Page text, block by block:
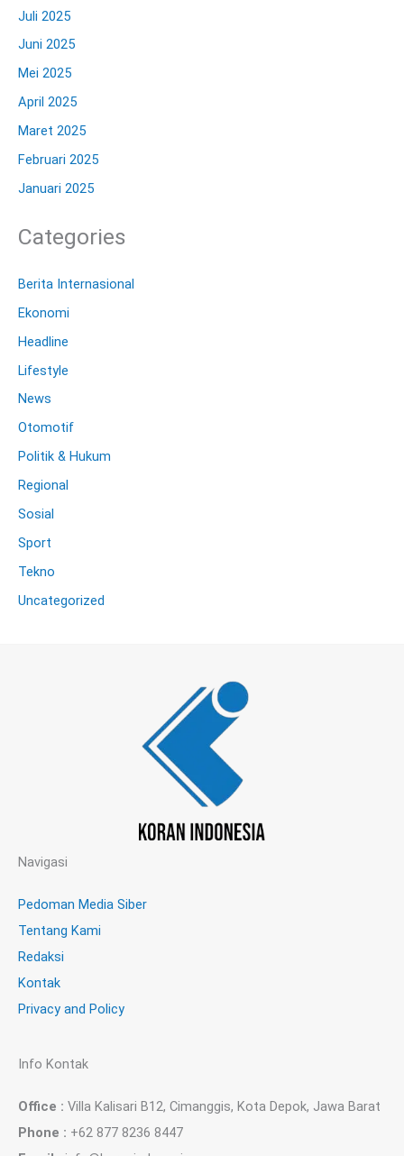
Juli 2025
Juni 2025
Mei 2025
April 2025
Maret 2025
Februari 2025
Januari 2025
Categories
Berita Internasional
Ekonomi
Headline
Lifestyle
News
Otomotif
Politik & Hukum
Regional
Sosial
Sport
Tekno
Uncategorized
Navigasi
Pedoman Media Siber
Tentang Kami
Redaksi
Kontak
Privacy and Policy
Info Kontak
Office : Villa Kalisari B12, Cimanggis, Kota Depok, Jawa Barat
Phone : +62 877 8236 8447